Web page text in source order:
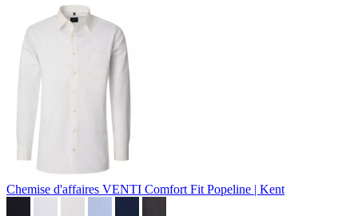
Chemise d'affaires VENTI Comfort Fit Popeline | Kent